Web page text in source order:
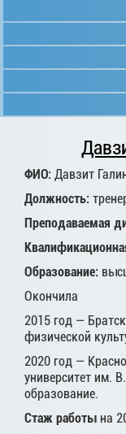
ФИО: Давзит
Должность:
Преподаваемая
Образование:
Окончила
2015 год —
физической
2020 год —
университет им.
образование.
Стаж работы на